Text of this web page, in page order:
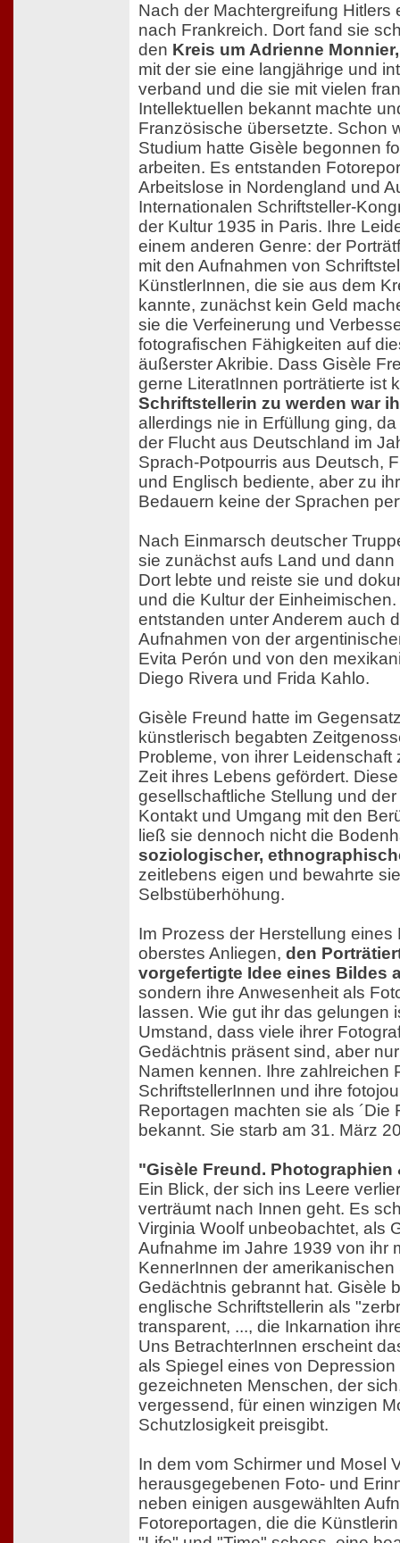
Nach der Machtergreifung Hitlers
nach Frankreich. Dort fand sie
den Kreis um Adrienne Monnier,
mit der sie eine langjährige und
verband und die sie mit vielen
Intellektuellen bekannt machte
Französische übersetzte. Schon
Studium hatte Gisèle begonnen
arbeiten. Es entstanden
Arbeitslose in Nordengland und
Internationalen Schriftsteller-
der Kultur 1935 in Paris. Ihre
einem anderen Genre: der
mit den Aufnahmen von
KünstlerInnen, die sie aus dem
kannte, zunächst kein Geld
sie die Verfeinerung und
fotografischen Fähigkeiten auf
äußerster Akribie. Dass Gisèle
gerne LiteratInnen porträtierte ist
Schriftstellerin zu werden war
allerdings nie in Erfüllung ging,
der Flucht aus Deutschland im
Sprach-Potpourris aus Deutsch,
und Englisch bediente, aber zu
Bedauern keine der Sprachen
Nach Einmarsch deutscher
sie zunächst aufs Land und
Dort lebte und reiste sie und
und die Kultur der
entstanden unter Anderem auch
Aufnahmen von der
Evita Perón und von den
Diego Rivera und Frida Kahlo.
Gisèle Freund hatte im
künstlerisch begabten
Probleme, von ihrer Leidenschaft
Zeit ihres Lebens gefördert.
gesellschaftliche Stellung und
Kontakt und Umgang mit den
ließ sie dennoch nicht die
soziologischer,
zeitlebens eigen und bewahrte
Selbstüberhöhung.
Im Prozess der Herstellung eines
oberstes Anliegen, den
vorgefertigte Idee eines Bildes
sondern ihre Anwesenheit als
lassen. Wie gut ihr das gelungen
Umstand, dass viele ihrer
Gedächtnis präsent sind, aber
Namen kennen. Ihre zahlreichen
SchriftstellerInnen und ihre
Reportagen machten sie als ´Die
bekannt. Sie starb am 31. März
"Gisèle Freund.
Ein Blick, der sich ins Leere
verträumt nach Innen geht. Es
Virginia Woolf unbeobachtet, als
Aufnahme im Jahre 1939 von ihr
KennerInnen der amerikanischen
Gedächtnis gebrannt hat. Gisèle
englische Schriftstellerin als
transparent, ..., die Inkarnation
Uns BetrachterInnen erscheint
als Spiegel eines von
gezeichneten Menschen, der
vergessend, für einen winzigen
Schutzlosigkeit preisgibt.
In dem vom Schirmer und Mosel
herausgegebenen Foto- und
neben einigen ausgewählten
Fotoreportagen, die die